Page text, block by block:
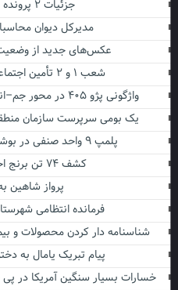
جزئیات ۲ پرونده قتل در دشتستان
مدیرکل دیوان
عکس‌های جدید از وضعیت
شعب ۱ و ۲ تأمین اجتماعی بوشهر ادغام می شود
واژگونی پژو ۴۰۵ در محور جم–انارستان با یک کشته و ۳ مصدوم
یک بومی سرپرست سازمان
پلمپ ۹ واحد صنفی در بوشهر بدلیل تبلیغات نامتعارف
کشف ۷۴ تن برنج احتکار شده در بوشهر
پرواز شاهین
فرمانده انتظامی
شناسنامه دار کردن محصولات و
پیام تبریک یامال به
خسارات بسیار سنگین آمریکا در پی